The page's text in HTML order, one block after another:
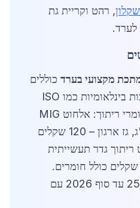
, רהט וקריית גת
לערד.
מקצועי בערד כוללים
חברות ותיקות עם הסמכות בינלאומיות כמו ISO
3834 לריתוך. מחירי חומרי ריתוך: אלחוט MIG
לפלדה – 45 שקלים לק"ג, גז ארגון – 120 שקלים
ריתוך גדר תעשייתית
(20 מטר) עולה 8,000 שקלים כולל חומרים.
הביקוש צפוי לגדול ב-25% עד סוף 2026 עם